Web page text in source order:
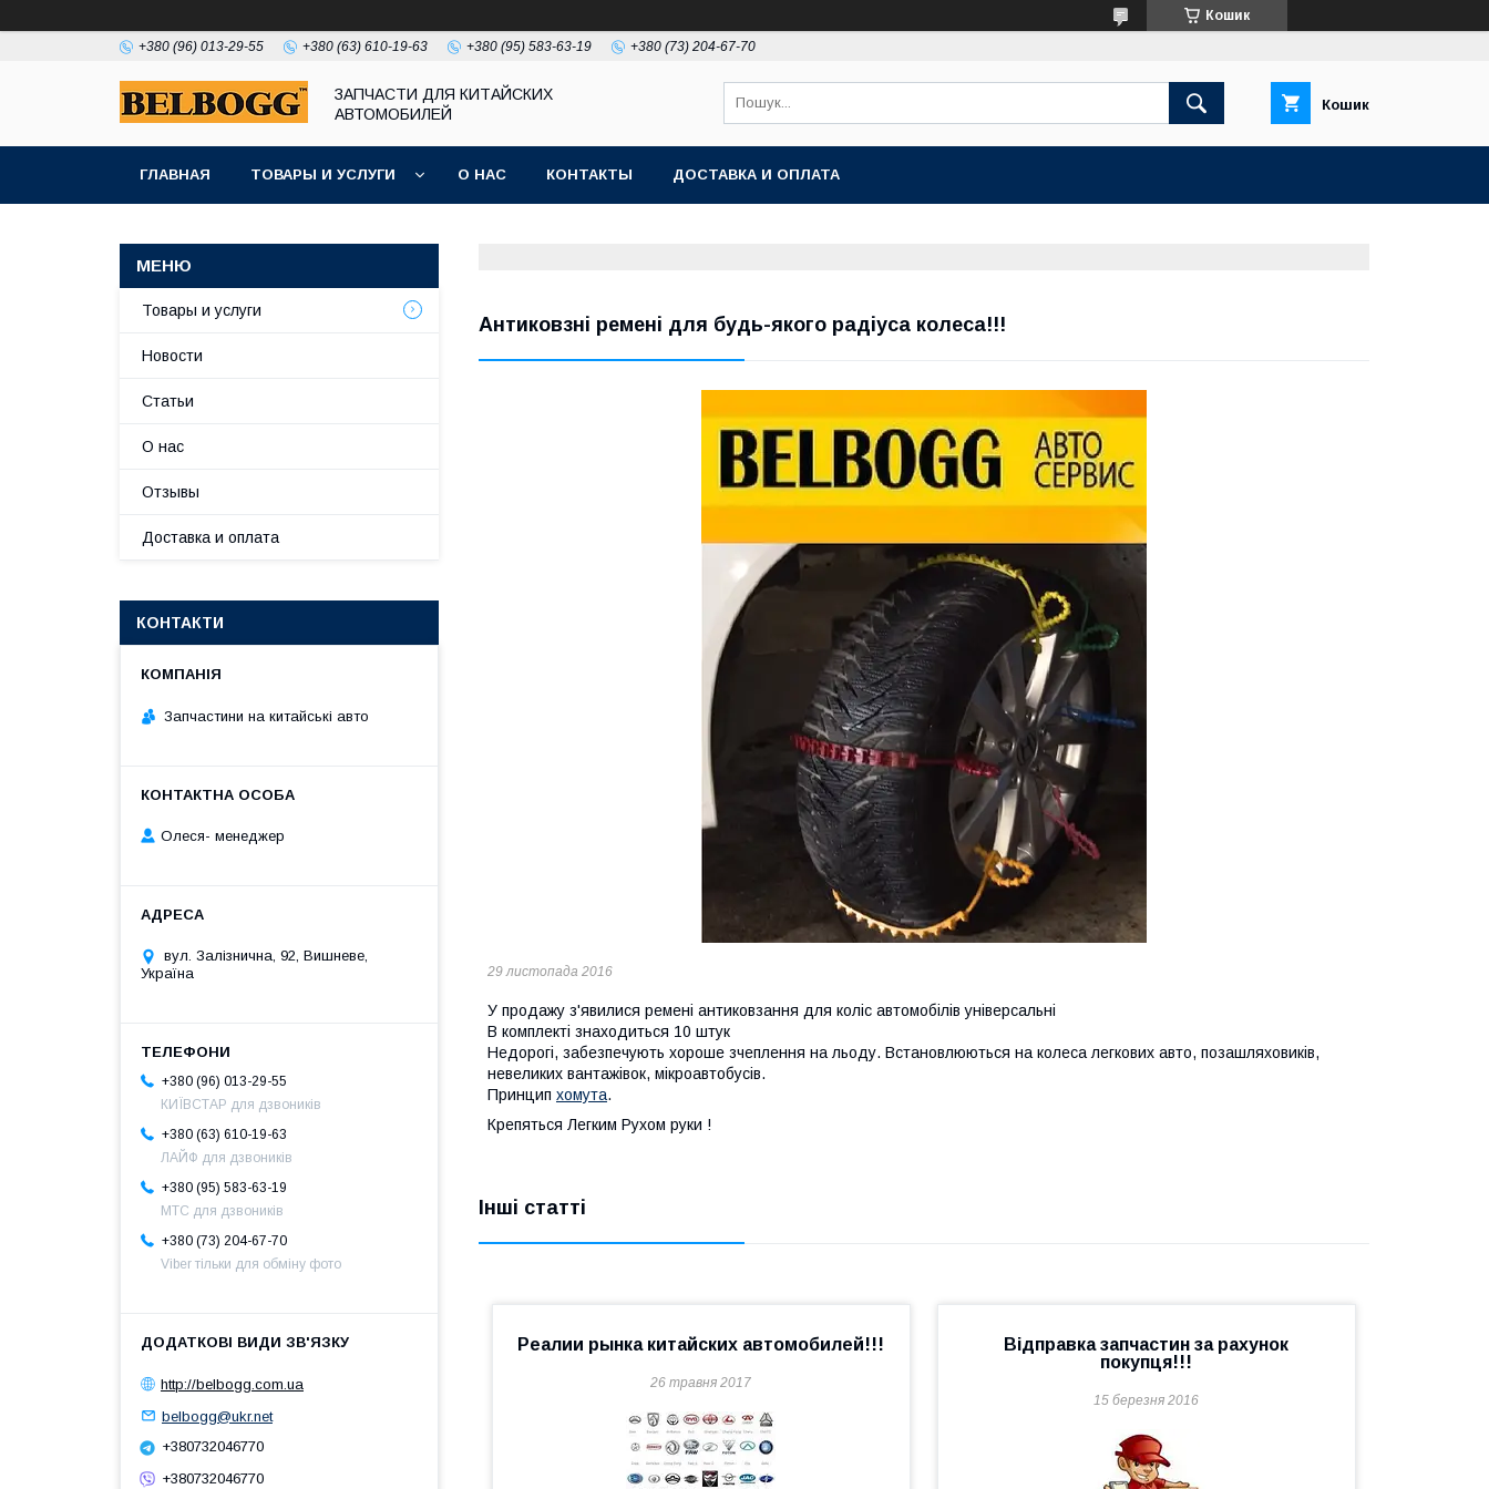
Кошик
+380 (96) 013-29-55 +380 (63) 610-19-63 +380 (95) 583-63-19 +380 (73) 204-67-70
ЗАПЧАСТИ ДЛЯ КИТАЙСКИХ
АВТОМОБИЛЕЙ
Кошик
ГЛАВНАЯ ТОВАРЫ И УСЛУГИ О НАС КОНТАКТЫ ДОСТАВКА И ОПЛАТА
Антиковзні ремені для будь-якого радіуса колеса!!!
29 листопада 2016
У продажу з'явилися ремені антиковзання для коліс автомобілів універсальні
В комплекті знаходиться 10 штук
Недорогі, забезпечують хороше зчеплення на льоду. Встановлюються на колеса легкових авто, позашляховиків,
невеликих вантажівок, мікроавтобусів.
Принцип хомута.
Крепяться Легким Рухом руки !
Інші статті
Реалии рынка китайских автомобилей!!!
26 травня 2017
Відправка запчастин за рахунок
покупця!!!
15 березня 2016
Товары и услуги
Новости
Статьи
О нас
Отзывы
Доставка и оплата
КОНТАКТИ
Запчастини на китайські авто
Олеся- менеджер
вул. Залізнична, 92, Вишневе,
Україна
+380 (96) 013-29-55
КИЇВСТАР для дзвоників
+380 (63) 610-19-63
ЛАЙФ для дзвоників
+380 (95) 583-63-19
МТС для дзвоників
+380 (73) 204-67-70
Viber тільки для обміну фото
http://belbogg.com.ua
belbogg@ukr.net
+380732046770
+380732046770